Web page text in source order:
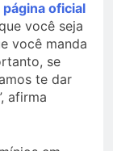
oficial
você seja
você manda
se
te dar
afirma